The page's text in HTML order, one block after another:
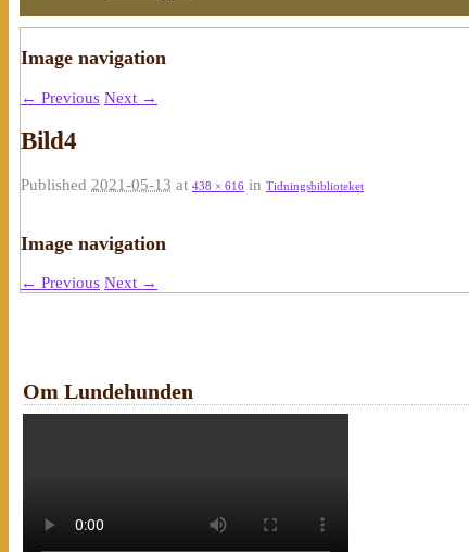
Image navigation
← Previous Next →
Bild4
Published 2021-05-13 at 438 × 616 in Tidningsbiblioteket
Image navigation
← Previous Next →
Om Lundehunden